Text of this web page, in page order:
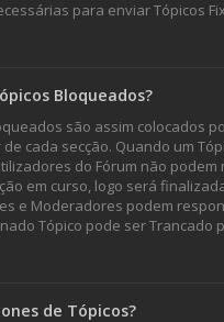
para enviar Tópicos
Bloqueados?
são assim colocados
cada secção. Quando um
do Fórum não podem
em curso, logo será
e Moderadores podem
Tópico pode ser Trancado
de Tópicos?